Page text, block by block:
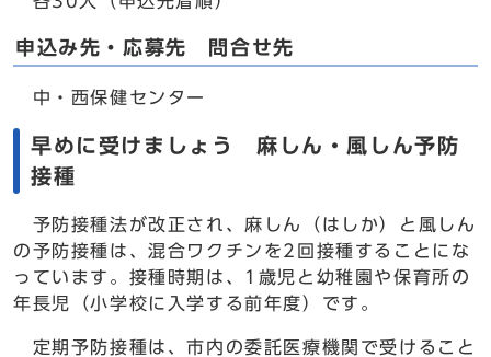
申込み先・応募先 問合せ先
中・西保健センター
早めに受けましょう 麻しん・風しん予防
接種
予防接種法が改正され、麻しん（はしか）と風しん
の予防接種は、混合ワクチンを2回接種することにな
っています。接種時期は、1歳児と幼稚園や保育所の
年長児（小学校に入学する前年度）です。
定期予防接種は、市内の委託医療機関で受けること